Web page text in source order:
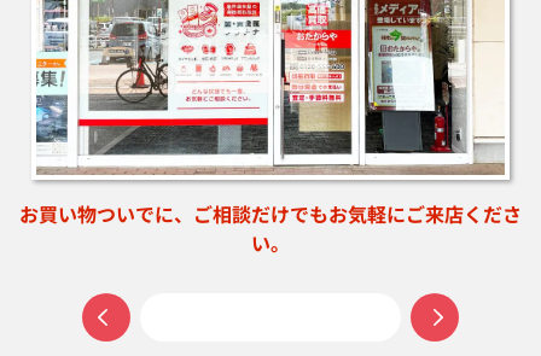
思い出のお品物も丁寧に拝見いたします